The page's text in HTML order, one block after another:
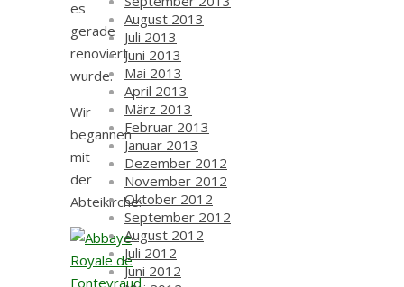
es
gerade
renoviert
wurde.
Wir
begannen
mit
der
Abteikirche:
August 2013
Juli 2013
Juni 2013
Mai 2013
April 2013
März 2013
Februar 2013
Januar 2013
Dezember 2012
November 2012
Oktober 2012
September 2012
August 2012
Juli 2012
Juni 2012